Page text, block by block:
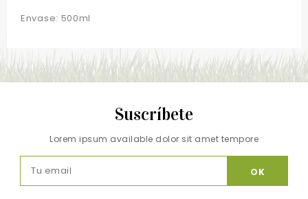
Envase: 500ml
Suscríbete
Lorem ipsum available dolor sit amet tempore